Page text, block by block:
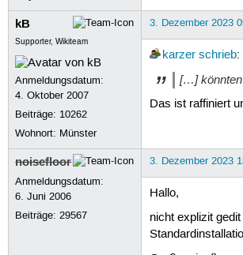
kB
Supporter, Wikiteam
Anmeldungsdatum:
4. Oktober 2007
Beiträge: 10262
Wohnort: Münster
3. Dezember 2023
karzer schrieb:
[…]
Das ist raffiniert
noisefloor
Anmeldungsdatum:
6. Juni 2006
Beiträge:29567
3. Dezember 2023
Hallo,
nicht explizit